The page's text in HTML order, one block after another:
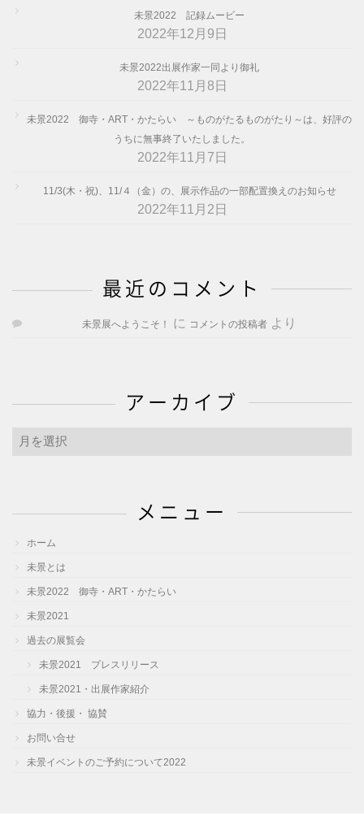
未景2022 記録ムービー
2022年12月9日
未景2022出展作家一同より御礼
2022年11月8日
未景2022 御寺・ART・かたらい ～ものがたるものがたり～は、好評の
うちに無事終了いたしました。
2022年11月7日
11/3(木・祝)、11/４（金）の、展示作品の一部配置換えのお知らせ
2022年11月2日
最近のコメント
未景展へようこそ！ に コメントの投稿者 より
アーカイブ
ア
ブ
メニュー
ホーム
未景とは
未景2022 御寺・ART・かたらい
未景2021
過去の展覧会
未景2021 プレスリリース
未景2021・出展作家紹介
協力・後援・ 協賛
お問い合せ
未景イベントのご予約について2022